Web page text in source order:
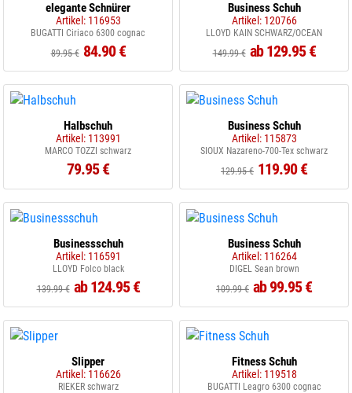
elegante Schnürer
Artikel: 116953
BUGATTI Ciriaco 6300 cognac
89.95 € 84.90 €
Business Schuh
Artikel: 120766
LLOYD KAIN SCHWARZ/OCEAN
149.99 € ab 129.95 €
Halbschuh
Artikel: 113991
MARCO TOZZI schwarz
79.95 €
Business Schuh
Artikel: 115873
SIOUX Nazareno-700-Tex schwarz
129.95 € 119.90 €
Businessschuh
Artikel: 116591
LLOYD Folco black
139.99 € ab 124.95 €
Business Schuh
Artikel: 116264
DIGEL Sean brown
109.99 € ab 99.95 €
Slipper
Artikel: 116626
RIEKER schwarz
Fitness Schuh
Artikel: 119518
BUGATTI Leagro 6300 cognac